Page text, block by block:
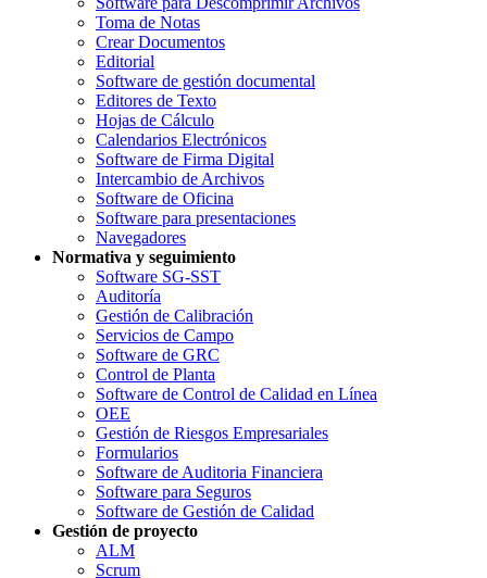
Toma de Notas
Crear Documentos
Editorial
Software de gestión documental
Editores de Texto
Hojas de Cálculo
Calendarios Electrónicos
Software de Firma Digital
Intercambio de Archivos
Software de Oficina
Software para presentaciones
Navegadores
Normativa y seguimiento
Software SG-SST
Auditoría
Gestión de Calibración
Servicios de Campo
Software de GRC
Control de Planta
Software de Control de Calidad en Línea
OEE
Gestión de Riesgos Empresariales
Formularios
Software de Auditoria Financiera
Software para Seguros
Software de Gestión de Calidad
Gestión de proyecto
ALM
Scrum